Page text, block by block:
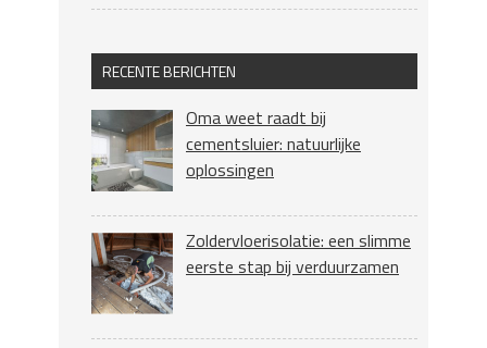
RECENTE BERICHTEN
Oma weet raadt bij
cementsluier: natuurlijke
oplossingen
Zoldervloerisolatie: een slimme
eerste stap bij verduurzamen